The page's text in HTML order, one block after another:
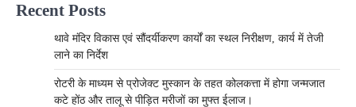
Recent Posts
थावे मंदिर विकास एवं सौंदर्यीकरण कार्यों का स्थल निरीक्षण, कार्य में तेजी
लाने का निर्देश
रोटरी के माध्यम से प्रोजेक्ट मुस्कान के तहत कोलकत्ता में होगा जन्मजात
कटे होंठ और तालू से पीड़ित मरीजों का मुफ्त ईलाज।